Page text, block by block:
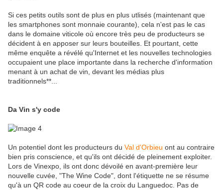
Si ces petits outils sont de plus en plus utlisés (maintenant que
les smartphones sont monnaie courante), cela n'est pas le cas
dans le domaine viticole où encore très peu de producteurs se
décident à en apposer sur leurs bouteilles. Et pourtant, cette
même enquête a révélé qu'Internet et les nouvelles technologies
occupaient une place importante dans la recherche d'information
menant à un achat de vin, devant les médias plus
traditionnels**...
Da Vin s'y code
Un potentiel dont les producteurs du Val d'Orbieu ont au contraire
bien pris conscience, et qu'ils ont décidé de pleinement exploiter.
Lors de Vinexpo, ils ont donc dévoilé en avant-première leur
nouvelle cuvée, "The Wine Code", dont l'étiquette ne se résume
qu'à un QR code au coeur de la croix du Languedoc. Pas de